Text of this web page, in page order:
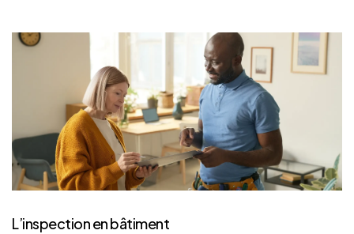
L’inspection en bâtiment